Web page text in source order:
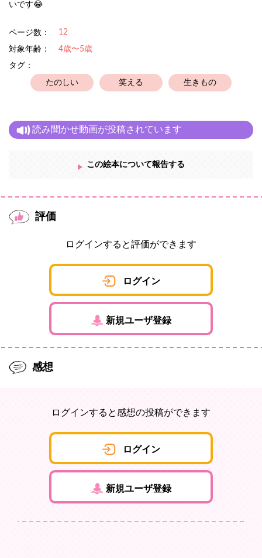
いです😂
ページ数： 12
対象年齢：
4歳〜5歳
タグ：
たのしい 笑える 生きもの
読み聞かせ動画が投稿されています
この絵本について報告する
評価
ログインすると評価ができます
ログイン
新規ユーザ登録
感想
ログインすると感想の投稿ができます
ログイン
新規ユーザ登録